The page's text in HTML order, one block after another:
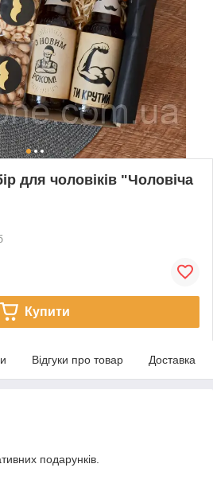
для чоловіків "Чоловіча
Купити
Відгуки про товар Доставка
подарунків.